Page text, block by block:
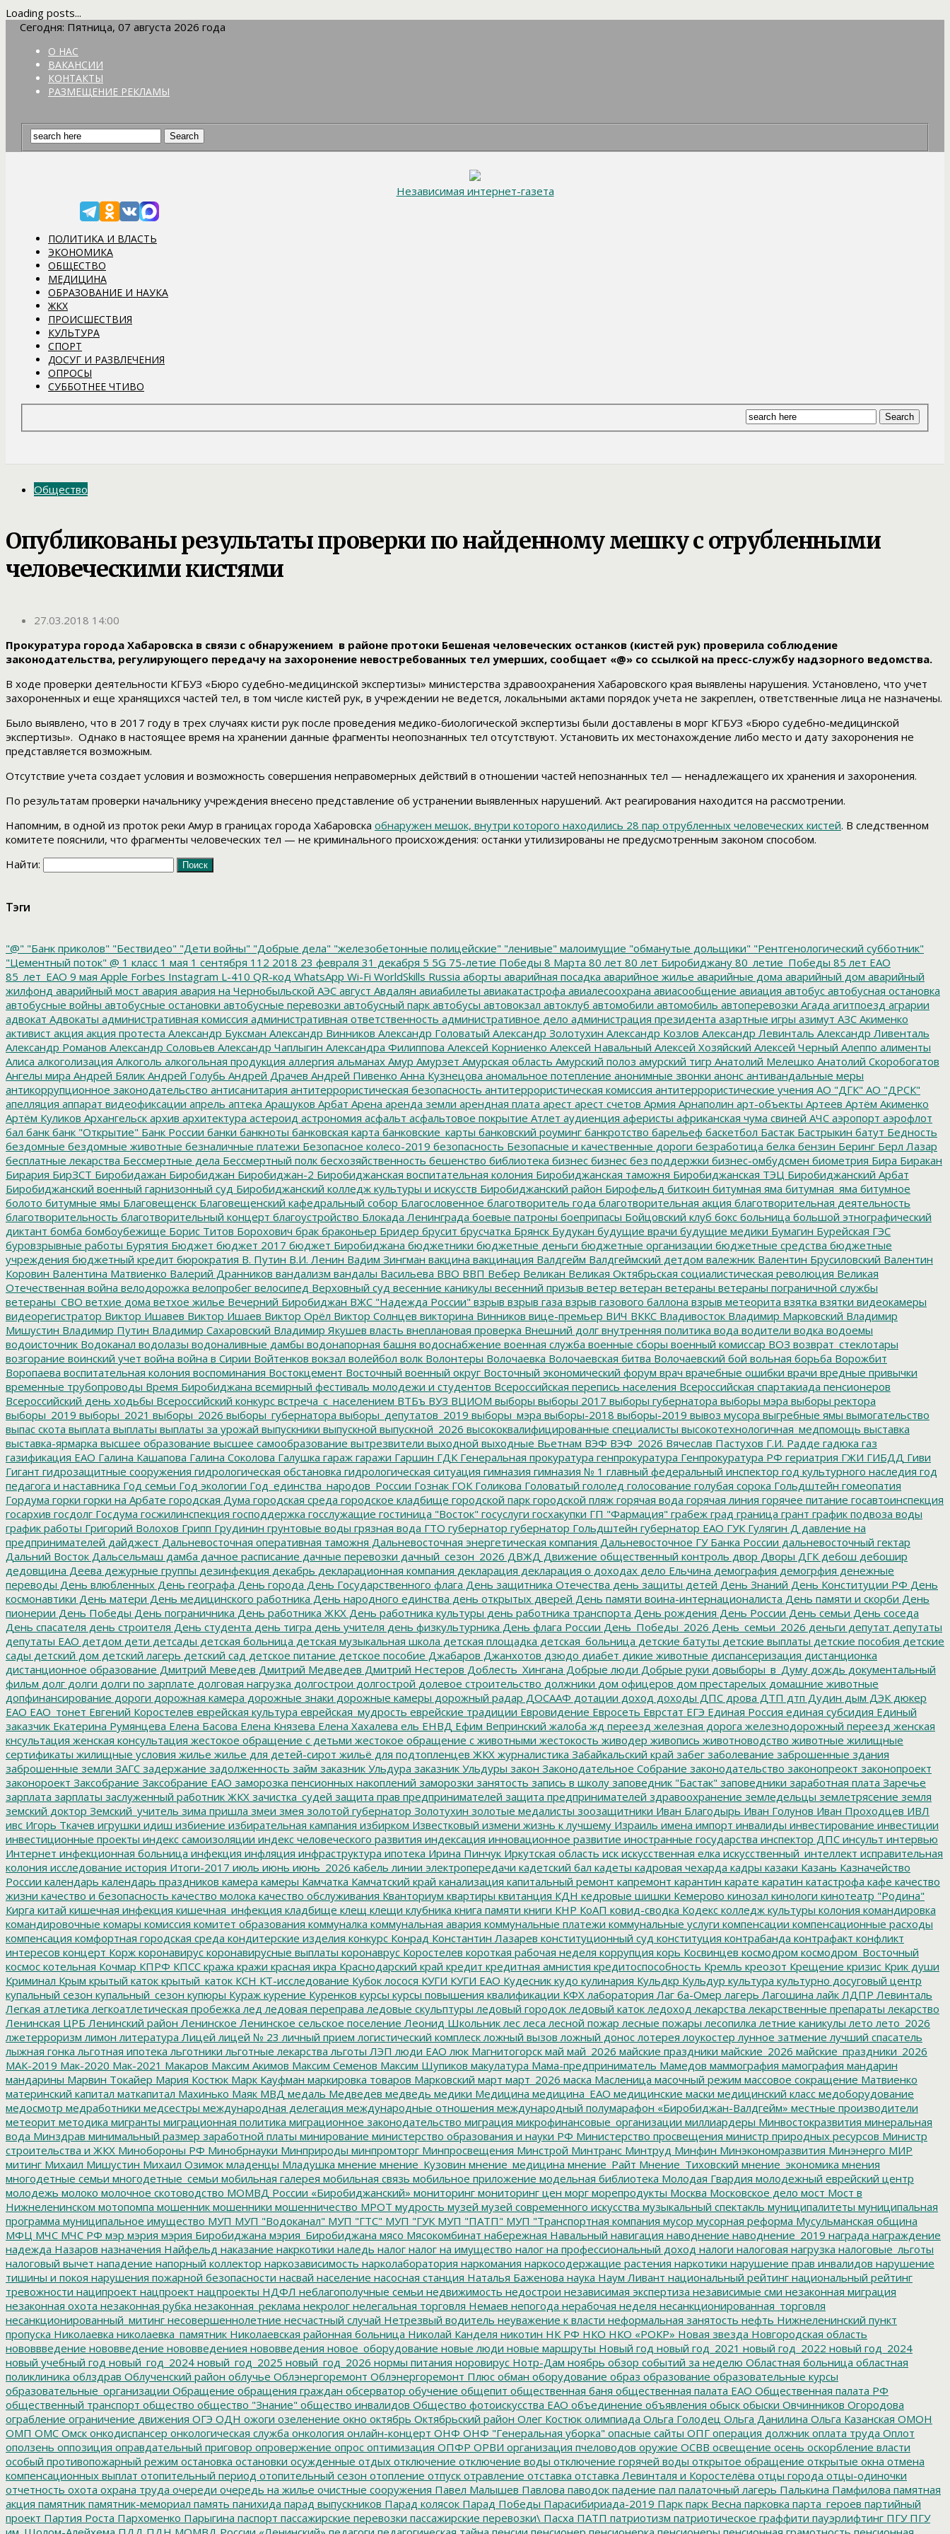
Loading posts...
Сегодня: Пятница, 07 августа 2026 года
О НАС
ВАКАНСИИ
КОНТАКТЫ
РАЗМЕЩЕНИЕ РЕКЛАМЫ
Независимая интернет-газета
ПОЛИТИКА И ВЛАСТЬ
ЭКОНОМИКА
ОБЩЕСТВО
МЕДИЦИНА
ОБРАЗОВАНИЕ И НАУКА
ЖКХ
ПРОИСШЕСТВИЯ
КУЛЬТУРА
СПОРТ
ДОСУГ И РАЗВЛЕЧЕНИЯ
ОПРОСЫ
СУББОТНЕЕ ЧТИВО
Общество
Опубликованы результаты проверки по найденному мешку с отрубленными
человеческими кистями
27.03.2018 14:00
Прокуратура города Хабаровска в связи с обнаружением в районе протоки Бешеная человеческих останков (кистей рук) проверила соблюдение
законодательства, регулирующего передачу на захоронение невостребованных тел умерших, сообщает «@» со ссылкой на пресс-службу надзорного ведомства.
В ходе проверки деятельности КГБУЗ «Бюро судебно-медицинской экспертизы» министерства здравоохранения Хабаровского края выявлены нарушения. Установлено, что учет
захороненных и еще хранящихся частей тел, в том числе кистей рук, в учреждении не ведется, локальными актами порядок учета не закреплен, ответственные лица не назначены.
Было выявлено, что в 2017 году в трех случаях кисти рук после проведения медико-биологической экспертизы были доставлены в морг КГБУЗ «Бюро судебно-медицинской
экспертизы». Однако в настоящее время на хранении данные фрагменты неопознанных тел отсутствуют. Установить их местонахождение либо место и дату захоронения не
представляется возможным.
Отсутствие учета создает условия и возможность совершения неправомерных действий в отношении частей непознанных тел — ненадлежащего их хранения и захоронения.
По результатам проверки начальнику учреждения внесено представление об устранении выявленных нарушений. Акт реагирования находится на рассмотрении.
Напомним, в одной из проток реки Амур в границах города Хабаровска обнаружен мешок, внутри которого находились 28 пар отрубленных человеческих кистей. В следственном
комитете пояснили, что фрагменты человеческих тел — не криминального происхождения: останки утилизированы не предусмотренным законом способом.
Найти:
Тэги
"@" "Банк приколов" "Бествидео" "Дети войны" "Добрые дела" "железобетонные полицейские" "ленивые" малоимущие "обманутые дольщики" "Рентгенологический субботник"
"Цементный поток" @ 1 класс 1 мая 1 сентября 112 2018 23 февраля 31 декабря 5 5G 75-летие Победы 8 Марта 80 лет 80 лет Биробиджану 80_летие_Победы 85 лет ЕАО
85_лет_ЕАО 9 мая Apple Forbes Instagram L-410 QR-код WhatsApp Wi-Fi WorldSkills Russia аборты аварийная посадка аварийное жилье аварийные дома аварийный дом аварийный
жилфонд аварийный мост авария авария на Чернобыльской АЭС август Авдалян авиабилеты авиакатастрофа авиалесоохрана авиасообщение авиация автобус автобусная остановка
автобусные войны автобусные остановки автобусные перевозки автобусный парк автобусы автовокзал автоклуб автомобили автомобиль автоперевозки Агада агитпоезд аграрии
адвокат Адвокаты административная комиссия административная ответственность административное дело администрация президента азартные игры азимут АЗС Акименко
активист акция акция протеста Александр Буксман Александр Винников Александр Головатый Александр Золотухин Александр Козлов Александр Левинталь Александр Ливенталь
Александр Романов Александр Соловьев Александр Чаплыгин Александра Филиппова Алексей Корниенко Алексей Навальный Алексей Хозяйский Алексей Черный Алеппо алименты
Алиса алкоголизация Алкоголь алкогольная продукция аллергия альманах Амур Амурзет Амурская область Амурский полоз амурский тигр Анатолий Мелешко Анатолий Скоробогатов
Ангелы мира Андрей Бялик Андрей Голубь Андрей Драчев Андрей Пивенко Анна Кузнецова аномальное потепление анонимные звонки анонс антивандальные меры
антикоррупционное законодательство антисанитария антитеррористическая безопасность антитеррористическая комиссия антитеррористические учения АО "ДГК" АО "ДРСК"
апелляция аппарат видеофиксации апрель аптека Арашуков Арбат Арена аренда земли арендная плата арест арест счетов Армия Арнаполин арт-объекты Артеев Артём Акименко
Артём Куликов Архангельск архив архитектура астероид астрономия асфальт асфальтовое покрытие Атлет аудиенция аферисты африканская чума свиней АЧС аэропорт аэрофлот
бал банк банк "Открытие" Банк России банки банкноты банковская карта банковские_карты банковский роуминг банкротство барельеф баскетбол Бастак Бастрыкин батут Бедность
бездомные бездомные животные безналичные платежи Безопасное колесо-2019 безопасность Безопасные и качественные дороги безработица белка бензин Беринг Берл Лазар
бесплатные лекарства Бессмертные дела Бессмертный полк бесхозяйственность бешенство библиотека бизнес бизнес без поддержки бизнес-омбудсмен биометрия Бира Биракан
Бирария БирЗСТ Биробидажан Биробиджан Биробиджан-2 Биробиджанская воспитательная колония Биробиджанская таможня Биробиджанская ТЭЦ Биробиджанский Арбат
Биробиджанский военный гарнизонный суд Биробиджанский колледж культуры и искусств Биробиджанский район Бирофельд биткоин битумная яма битумная_яма битумное
болото битумные ямы Благовещенск Благовещенский кафедральный собор Благословенное благотворитель года благотворительная акция благотворительная деятельность
благотворительность благотворительный концерт благоустройство Блокада Ленинграда боевые патроны боеприпасы Бойцовский клуб бокс больница большой этнографический
диктант бомба бомбоубежище Борис Титов Борохович брак браконьер Бридер брусит брусчатка Брянск Будукан будущие врачи будущие медики Бумагин Бурейская ГЭС
буровзрывные работы Бурятия Бюджет бюджет 2017 бюджет Биробиджана бюджетники бюджетные деньги бюджетные организации бюджетные средства бюджетные
учреждения бюджетный кредит бюрократия В. Путин В.И. Ленин Вадим Зингман вакцина вакцинация Валдгейм Валдгеймский детдом валежник Валентин Брусиловский Валентин
Коровин Валентина Матвиенко Валерий Дранников вандализм вандалы Васильева ВВО ВВП Вебер Великан Великая Октябрьская социалистическая революция Великая
Отечественная война велодорожка велопробег велосипед Верховный суд весенние каникулы весенний призыв ветер ветеран ветераны ветераны пограничной службы
ветераны_СВО ветхие дома ветхое жилье Вечерний Биробиджан ВЖС "Надежда России" взрыв взрыв газа взрыв газового баллона взрыв метеорита взятка взятки видеокамеры
видеорегистратор Виктор Ишавев Виктор Ишаев Виктор Орёл Виктор Солнцев викторина Винников вице-премьер ВИЧ ВККС Владивосток Владимир Марковский Владимир
Мишустин Владимир Путин Владимир Сахаровский Владимир Якушев власть внеплановая проверка Внешний долг внутренняя политика вода водители водка водоемы
водоисточник Водоканал водолазы водоналивные дамбы водонапорная башня водоснабжение военная служба военные сборы военный комиссар ВОЗ возврат_стеклотары
возгорание воинский учет война война в Сирии Войтенков вокзал волейбол волк Волонтеры Волочаевка Волочаевская битва Волочаевский бой вольная борьба Ворожбит
Воропаева воспитательная колония воспоминания Востокцемент Восточный военный округ Восточный экономический форум врач врачебные ошибки врачи вредные привычки
временные трубопроводы Время Биробиджана всемирный фестиваль молодежи и студентов Всероссийская перепись населения Всероссийская спартакиада пенсионеров
Всероссийский день ходьбы Всероссийский конкурс встреча_с_населением ВТБъ ВУЗ ВЦИОМ выборы выборы 2017 выборы губернатора выборы мэра выборы ректора
выборы_2019 выборы_2021 выборы_2026 выборы_губернатора выборы_депутатов_2019 выборы_мэра выборы-2018 выборы-2019 вывоз мусора выгребные ямы вымогательство
выпас скота выплата выплаты выплаты за урожай выпускники выпускной выпускной_2026 высококвалифицированные специалисты высокотехнологичная_медпомощь выставка
выставка-ярмарка высшее образование высшее самообразование вытрезвители выходной выходные Вьетнам ВЭФ ВЭФ_2026 Вячеслав Пастухов Г.И. Радде гадюка газ
газификация ЕАО Галина Кашапова Галина Соколова Галушка гараж гаражи Гаршин ГДК Генеральная прокуратура генпрокуратура Генпрокуратура РФ гериатрия ГЖИ ГИБДД Гиви
Гигант гидрозащитные сооружения гидрологическая обстановка гидрологическая ситуация гимназия гимназия № 1 главный федеральный инспектор год культурного наследия год
педагога и наставника Год семьи Год экологии Год_единства_народов_России Гознак ГОК Голикова Головатый гололед голосование голубая сорока Гольдштейн гомеопатия
Гордума горки горки на Арбате городская Дума городская среда городское кладбище городской парк городской пляж горячая вода горячая линия горячее питание госавтоинспекция
госархив госдолг Госдума госжилинспекция господдержка госслужащие гостиница "Восток" госуслуги госхакупки ГП "Фармация" грабеж град граница грант график подвоза воды
график работы Григорий Волохов Грипп Грудинин грунтовые воды грязная вода ГТО губернатор губернатор Гольдштейн губернатор ЕАО ГУК Гулягин Д давление на
предпринимателей дайджест Дальневосточная оперативная таможня Дальневосточная энергетическая компания Дальневосточное ГУ Банка России дальневосточный гектар
Дальний Восток Дальсельмаш дамба дачное расписание дачные перевозки дачный_сезон_2026 ДВЖД Движение общественный контроль двор Дворы ДГК дебош дебошир
дедовщина Деева дежурные группы дезинфекция декабрь декларационная компания декларация декларация о доходах дело Ельчина демография демогрфия денежные
переводы День влюбленных День географа День города День Государственного флага День защитника Отечества день защиты детей День Знаний День Конституции РФ День
космонавтики День матери День медицинского работника День народного единства день открытых дверей День памяти воина-интернационалиста День памяти и скорби День
пионерии День Победы День пограничника День работника ЖКХ День работника культуры день работника транспорта День рождения День России День семьи День соседа
День спасателя день строителя День студента день тигра день учителя день физкультурника День флага России День_Победы_2026 День_семьи_2026 деньги депутат депутаты
депутаты ЕАО детдом дети детсады детская больница детская музыкальная школа детская площадка детская_больница детские батуты детские выплаты детские пособия детские
сады детский дом детский лагерь детский сад детское питание детское пособие Джабаров Джанхотов дзюдо диабет дикие животные диспансеризация дистанционка
дистанционное образование Дмитрий Меведев Дмитрий Медведев Дмитрий Нестеров Доблесть_Хингана Добрые люди Добрые руки довыборы_в_Думу дождь документальный
фильм долг долги долги по зарплате долговая нагрузка долгострои долгострой долевое строительство должники дом офицеров дом престарелых домашние животные
допфинансирование дороги дорожная камера дорожные знаки дорожные камеры дорожный радар ДОСААФ дотации доход доходы ДПС дрова ДТП дтп Дудин дым ДЭК дюкер
ЕАО ЕАО_тонет Евгений Коростелев еврейская культура еврейская_мудрость еврейские традиции Евровидение Евросеть Еврстат ЕГЭ Единая Россия единая субсидия Единый
заказчик Екатерина Румянцева Елена Басова Елена Князева Елена Хахалева ель ЕНВД Ефим Вепринский жалоба жд переезд железная дорога железнодорожный переезд женская
кнсультация женская консультация жестокое обращение с детьми жестокое обращение с животными жестокость живодер живопись животноводство животные жилищные
сертификаты жилищные условия жилье жилье для детей-сирот жильё для подтопленцев ЖКХ журналистика Забайкальский край забег заболевание заброшенные здания
заброшенные земли ЗАГС задержание задолженность займ заказник Ульдура заказник Ульдуры закон Законодательное Собрание законодательство законопреокт законопроект
законороект Заксобрание Заксобрание ЕАО заморозка пенсионных накоплений заморозки занятость запись в школу заповедник "Бастак" заповедники заработная плата Заречье
зарплата зарплаты заслуженный работник ЖКХ зачистка_судей защита прав предпринимателей защита предпринимателей здравоохранение земледельцы землетрясение земля
земский доктор Земский_учитель зима пришла змеи змея золотой губернатор Золотухин золотые медалисты зоозащитники Иван Благодырь Иван Голунов Иван Проходцев ИВЛ
ивс Игорь Ткачев игрушки идиш избиение избирательная кампания избирком Известковый измени жизнь к лучшему Израиль имена импорт инвалиды инвестирование инвестиции
инвестиционные проекты индекс самоизоляции индекс человеческого развития индексация инновационное развитие иностранные государства инспектор ДПС инсульт интервью
Интернет инфекционная больница инфекция инфляция инфраструктура ипотека Ирина Пинчук Иркутская область иск искусственная елка искусственный_интеллект исправительная
колония исследование история Итоги-2017 июль июнь июнь_2026 кабель линии электропередачи кадетский бал кадеты кадровая чехарда кадры казаки Казань Казначейство
России календарь календарь праздников камера камеры Камчатка Камчатский край канализация капитальный ремонт капремонт карантин карате каратин катастрофа кафе качество
жизни качество и безопасность качество молока качество обслуживания Кванториум квартиры квитанция КДН кедровые шишки Кемерово кинозал кинологи кинотеатр "Родина"
Кирга китай кишечная инфекция кишечная_инфекция кладбище клещ клещи клубника книга памяти книги КНР КоАП ковид-сводка Кодекс колледж культуры колония командировка
командировочные комары комиссия комитет образования коммуналка коммунальная авария коммунальные платежи коммунальные услуги компенсации компенсационные расходы
компенсация комфортная городская среда кондитерские изделия конкурс Конрад Константин Лазарев конституционный суд конституция контрабанда контрафакт конфликт
интересов концерт Корж коронавирус коронавирусные выплаты коронаврус Коростелев короткая рабочая неделя коррупция корь Косвинцев космодром космодром_Восточный
космос котельная Кочмар КПРФ КПСС кража кражи красная икра Краснодарский край кредит кредитная амнистия кредитоспособность Кремль креозот Крещение кризис Крик души
Криминал Крым крытый каток крытый_каток КСН КТ-исследование Кубок лосося КУГИ КУГИ ЕАО Кудесник кудо кулинария Кульдкр Кульдур культура культурно досуговый центр
купальный сезон купальный_сезон купюры Кураж курение Куренков курсы курсы повышения квалификации КФХ лаборатория Лаг ба-Омер лагерь Лагошина лайк ЛДПР Левинталь
Легкая атлетика легкоатлетическая пробежка лед ледовая переправа ледовые скульптуры ледовый городок ледовый каток ледоход лекарства лекарственные препараты лекарство
Ленинская ЦРБ Ленинский район Ленинское Ленинское сельское поселение Леонид Школьник лес леса лесной пожар лесные пожары лесопилка летние каникулы лето лето_2026
лжетерроризм лимон литература Лицей лицей № 23 личный прием логистический комплеск ложный вызов ложный донос лотерея лоукостер лунное затмение лучший спасатель
лыжная гонка льготная ипотека льготники льготные лекарства льготы ЛЭП люди ЕАО люк Магнитогорск май май_2026 майские праздники майские_2026 майские_праздники_2026
МАК-2019 Мак-2020 Мак-2021 Макаров Максим Акимов Максим Семенов Максим Шупиков макулатура Мама-предприниматель Мамедов маммография мамография мандарин
мандарины Марвин Токайер Мария Костюк Марк Кауфман маркировка товаров Марковский март март_2026 маска Масленица масочный режим массовое сокращение Матвиенко
материнский капитал маткапитал Махинько Маяк МВД медаль Медведев медведь медики Медицина медицина_ЕАО медицинские маски медицинский класс медоборудование
медосмотр медработники медсестры международная делегация международные отношения международный полумарафон «Биробиджан-Валдгейм» местные производители
метеорит методика мигранты миграционная политика миграционное законодательство миграция микрофинансовые_организации миллиардеры Минвостокразвития минеральная
вода Минздрав минимальный размер заработной платы минирование министерство образования и науки РФ Министерство просвещения министр природных ресурсов Министр
строительства и ЖКХ Минобороны РФ Минобрнауки Минприроды минпромторг Минпросвещения Минстрой Минтранс Минтруд Минфин Минэкономразвития Минэнерго МИР
митинг Михаил Мишустин Михаил Озимок младенцы Младушка мнение мнение_Кузовин мнение_медицина мнение_Райт Мнение_Тиховский мнение_экономика мнения
многодетные семьи многодетные_семьи мобильная галерея мобильная связь мобильное приложение модельная библиотека Молодая Гвардия молодежный еврейский центр
молодежь молоко молочное скотоводство МОМВД России «Биробиджанский» мониторинг мониторинг цен морг морепродукты Москва Московское дело мост Мост в
Нижнеленинском мотопомпа мошенник мошенники мошенничество МРОТ мудрость музей музей современного искусства музыкальный спектакль муниципалитеты муниципальная
программа муниципальное имущество МУП МУП "Водоканал" МУП "ГТС" МУП "ГУК МУП "ПАТП" МУП "Транспортная компания мусор мусорная реформа Мусульманская община
МФЦ МЧС МЧС РФ мэр мэрия мэрия Биробиджана мэрия_Биробиджана мясо Мясокомбинат набережная Навальный навигация наводнение наводнение_2019 награда награждение
надежда Назаров назначения Найфельд наказание накркотики наледь налог налог на имущество налог на профессиональный доход налоги налоговая нагрузка налоговые_льготы
налоговый вычет нападение напорный коллектор наркозависимость нарколаборатория наркомания наркосодержащие растения наркотики нарушение прав инвалидов нарушение
тишины и покоя нарушения пожарной безопасности насвай население насосная станция Наталья Баженова наука Наум Ливант национальный рейтинг национальный рейтинг
тревожности наципроект нацпроект нацпроекты НДФЛ неблагополучные семьи недвижимость недострои независимая экспертиза независимые сми незаконная миграция
незаконная охота незаконная рубка незаконная_реклама некролог нелегальная торговля Немаев непогода нерабочая неделя несанкционированная_торговля
несанкционированный_митинг несовершеннолетние несчастный случай Нетрезвый водитель неуважение к власти неформальная занятость нефть Нижнеленинский пункт
пропуска Николаевка николаевка_памятник Николаевская районная больница Николай Канделя никотин НК РФ НКО НКО «РОКР» Новая звезда Новгородская область
нововвведение нововведение нововведениея нововведения новое_оборудование новые люди новые маршруты Новый год новый год_2021 новый год_2022 новый год_2024
новый учебный год новый_год_2024 новый_год_2025 новый_год_2026 нормы питания норовирус Нотр-Дам ноябрь обзор событий за неделю Областная больница областная
поликлиника облздрав Облученский район облучье Облэнергоремонт Облэнергоремонт Плюс обман оборудование образ образование образовательные курсы
образовательные_организации Обращение обращения граждан обсерватор обучение общепит общественная баня общественная палата ЕАО Общественная палата РФ
общественный транспорт общество общество "Знание" общество инвалидов Общество фотоискусства ЕАО объединение объявления обыск обыски Овчинников Огородова
ограбление ограничение движения ОГЭ ОДН ожоги озеленение окно октябрь Октябрьский район Олег Костюк олимпиада Ольга Голодец Ольга Данилина Ольга Казанская ОМОН
ОМП ОМС Омск онкодиспансер онкологическая служба онкология онлайн-концерт ОНФ ОНФ "Генеральная уборка" опасные сайты ОПГ операция должник оплата труда Оплот
оползень оппозиция оправдательный приговор опровержение опрос оптимизация ОПФР ОРВИ организация пчеловодов оружие ОСВВ освещение осень оскорбление власти
особый противопожарный режим остановка остановки осужденные отдых отключение отключение воды отключение горячей воды открытое обращение открытые окна отмена
компенсационных выплат отопительный период отопительный сезон отопление отпуск отравление отставка отставка Левинталя и Коростелёва отцы города отцы-одиночки
отчетность охота охрана труда очереди очередь на жилье очистные сооружения Павел Малышев Павлова паводок падение пал палаточный лагерь Палькина Памфилова памятная
акция памятник памятник-мемориал память панихида парад выпускников Парад колясок Парад Победы Парасибириада-2019 Парк парк Весна парковка парта_героев партийный
проект Партия Роста Пархоменко Парыгина паспорт пассажирские перевозки пассажирские перевозки\ Пасха ПАТП патриотизм патриотическое граффити пауэрлифтинг ПГУПГУ